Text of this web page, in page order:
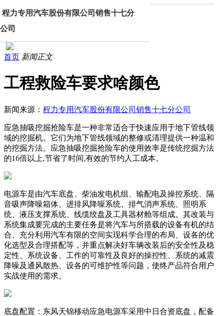
程力专用汽车股份有限公司销售十七分
公司
首页 新闻正文
工程救险车要求啥颜色
新闻来源： 程力专用汽车股份有限公司销售十七分公司
应急抽吸挖掘抢险车是一种非常适合于快速应用于地下管线领
域的挖掘机。它们为地下管线领域的整修或清理提供一种温和
的挖掘方法。应急抽吸挖掘抢险车的使用效率是传统挖掘方法
的16倍以上,节省了时间,有效的节约人工成本。
电源车是由汽车底盘、柴油发电机组、输配电及操控系统、隔
音吸声降噪箱体、进排风降噪系统、排气消声系统、照明系
统、液压支撑系统、线缆绞盘及工具器材舱等组成。其改装与
系统集成要完成的主要任务是将汽车与所搭载的设备有机的结
合、充分利用汽车有限的空间实现科学合理的布局、设各的优
化选型及合理搭配等，并重点解决好车辆改装后的安全性及稳
定性、系统设备、工作的可靠性及良好的操控性、系统的减震
降噪及通风散热、设各的可维护性等问题，使终产品符合用户
实战使用的需求。
底盘配置：东风天锦移动应急电源车采用中日合资底盘，配备